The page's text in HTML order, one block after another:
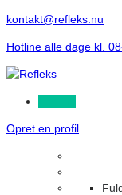
kontakt@refleks.nu
Hotline alle dage kl.
Opret en profil